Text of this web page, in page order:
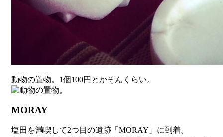
動物の置物。1個100円とかそんくらい。
MORAY
塩田を満喫して2つ目の遺跡「MORAY」に到着。